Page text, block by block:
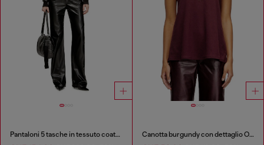
Pantaloni 5 tasche in tessuto coated Canotta burgundy con dettaglio Oval D